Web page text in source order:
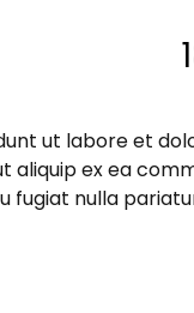
ut labore et
aliquip ex ea
fugiat nulla